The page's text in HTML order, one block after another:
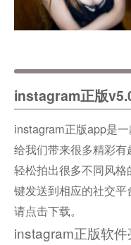
instagram正版
instagram正版app是
给我们带来很多精彩
轻松拍出很多不同风
键发送到相应的社交
请点击下载。
instagram正版软件